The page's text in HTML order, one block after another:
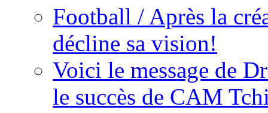
Football / Après la
décline sa vision!
Voici le message de
le succès de CAM